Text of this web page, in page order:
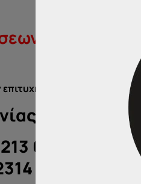
έληξε!
συμπλήρωση και
02583
314202